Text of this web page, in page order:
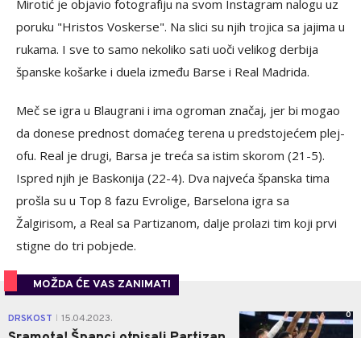
Mirotić je objavio fotografiju na svom Instagram nalogu uz
poruku "Hristos Voskerse". Na slici su njih trojica sa jajima u
rukama. I sve to samo nekoliko sati uoči velikog derbija
španske košarke i duela između Barse i Real Madrida.
Meč se igra u Blaugrani i ima ogroman značaj, jer bi mogao
da donese prednost domaćeg terena u predstojećem plej-
ofu. Real je drugi, Barsa je treća sa istim skorom (21-5).
Ispred njih je Baskonija (22-4). Dva najveća španska tima
prošla su u Top 8 fazu Evrolige, Barselona igra sa
Žalgirisom, a Real sa Partizanom, dalje prolazi tim koji prvi
stigne do tri pobjede.
MOŽDA ĆE VAS ZANIMATI
DRSKOST 15.04.2023. 0